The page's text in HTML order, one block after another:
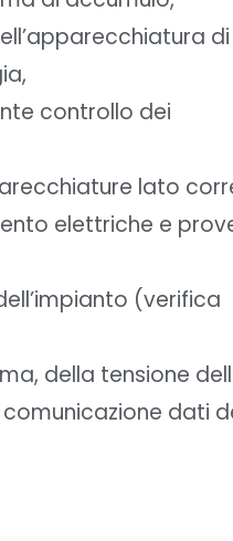
di
controllo dei
lato
elettriche e
(verifica
della tensione
dati